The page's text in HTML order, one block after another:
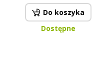
Do koszyka
Dostępne